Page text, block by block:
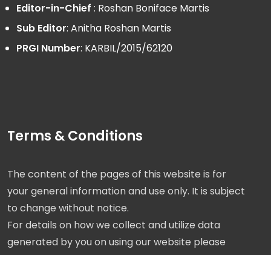
Editor-in-Chief : Roshan Boniface Martis
Sub Editor: Anitha Roshan Martis
PRGI Number: KARBIL/2015/62120
Terms & Conditions
The content of the pages of this website is for
your general information and use only. It is subject
to change without notice.
For details on how we collect and utilize data
generated by you on using our website please